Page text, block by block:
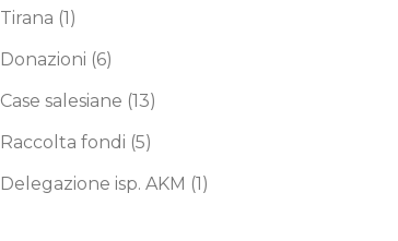
Tirana (1)
Donazioni (6)
Case salesiane (13)
Raccolta fondi (5)
Delegazione isp. AKM (1)